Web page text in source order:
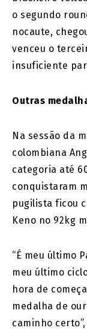
o segundo
nocaute,
venceu o
insuficiente
Outras
Na sessão da
colombiana
categoria até
conquistaram
pugilista ficou
Keno no 92kg
“É meu último
meu último
hora de
medalha de
caminho